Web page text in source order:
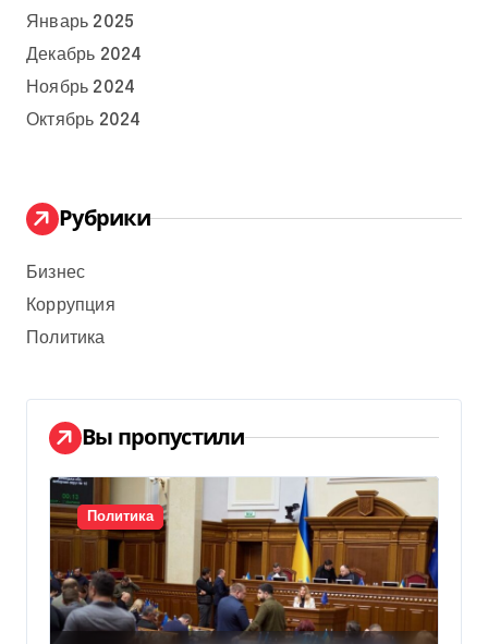
Январь 2025
Декабрь 2024
Ноябрь 2024
Октябрь 2024
Рубрики
Бизнес
Коррупция
Политика
Вы пропустили
Политика